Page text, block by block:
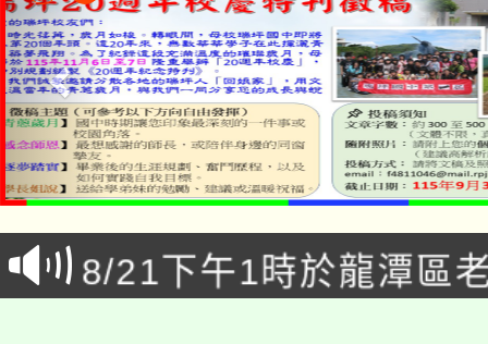
「本色祭」8/29、30在
場熱烈登場!
8/21下午1時於龍潭區
YOUNG桃局內行報名